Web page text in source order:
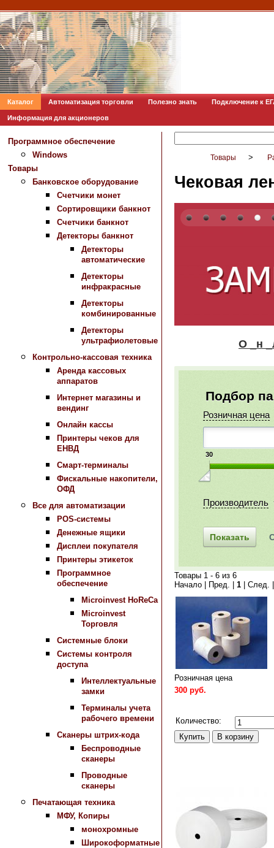
Каталог Автоматизация торговли Полезно знать Подключение к
Информация для акционеров
Программное обеспечение
Windows
Товары
Банковское оборудование
Счетчики монет
Сортировщики банкнот
Счетчики банкнот
Детекторы банкнот
Детекторы
автоматические
Детекторы
инфракрасные
Детекторы
комбинированные
Детекторы
ультрафиолетовые
Контрольно-кассовая техника
Аренда кассовых
аппаратов
Интернет магазины и
вендинг
Онлайн кассы
Принтеры чеков для
ЕНВД
Смарт-терминалы
Фискальные накопители,
ОФД
Все для автоматизации
POS-системы
Денежные ящики
Дисплеи покупателя
Принтеры этикеток
Программное
обеспечение
Microinvest HoReCa
Microinvest
Торговля
Системные блоки
Системы контроля
доступа
Интеллектуальные
замки
Терминалы учета
рабочего времени
Сканеры штрих-кода
Беспроводные
сканеры
Проводные
сканеры
Печатающая техника
МФУ, Копиры
монохромные
Широкоформатные
Товары >
Чековая
О _н _л
Подбор
Розничная цена
30
Производитель
Товары 1 - 6 из 6
Начало | Пред. | 1 | След.
Розничная цена
300 руб.
Количество: